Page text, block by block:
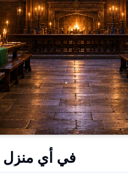
في أي منزل